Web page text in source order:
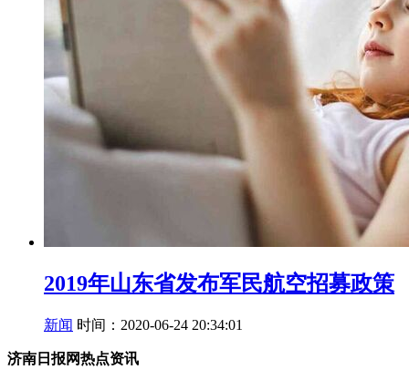
2019年山东省发布军民航空招募政策
新闻 时间：2020-06-24 20:34:01
济南日报网热点资讯